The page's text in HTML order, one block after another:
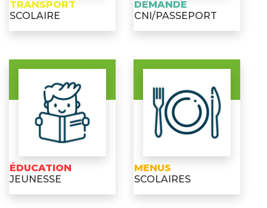
TRANSPORT
SCOLAIRE
DEMANDE
CNI/PASSEPORT
ÉDUCATION
JEUNESSE
MENUS
SCOLAIRES